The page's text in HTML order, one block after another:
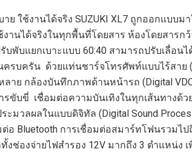
ย ใช้งานได้จริง SUZUKI XL7 ถูกออกแบบม
านได้จริงในทุกพื้นที่โดยสาร ห้องโดยสารกว้
บพับแยกเบาะแบบ 60:40 สามารถปรับเลื่อนไ
ครบครัน ด้วยแท่นชาร์จโทรศัพท์แบบไร้สาย (
าย กล้องบันทึกภาพด้านหน้ารถ (Digital
ขับขี่ เชื่อมต่อความบันเทิงในทุกเส้นทางด้
ระมวลผลในแบบดิจิทัล (Digital Sound
ต่อ Bluetooth การเชื่อมต่อสมาร์ทโฟนรวมไป
ช่องจ่ายไฟสำรอง 12V มากถึง 3 ตำแหน่ง